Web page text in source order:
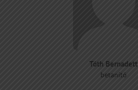
Tóth Bernadett
betanító